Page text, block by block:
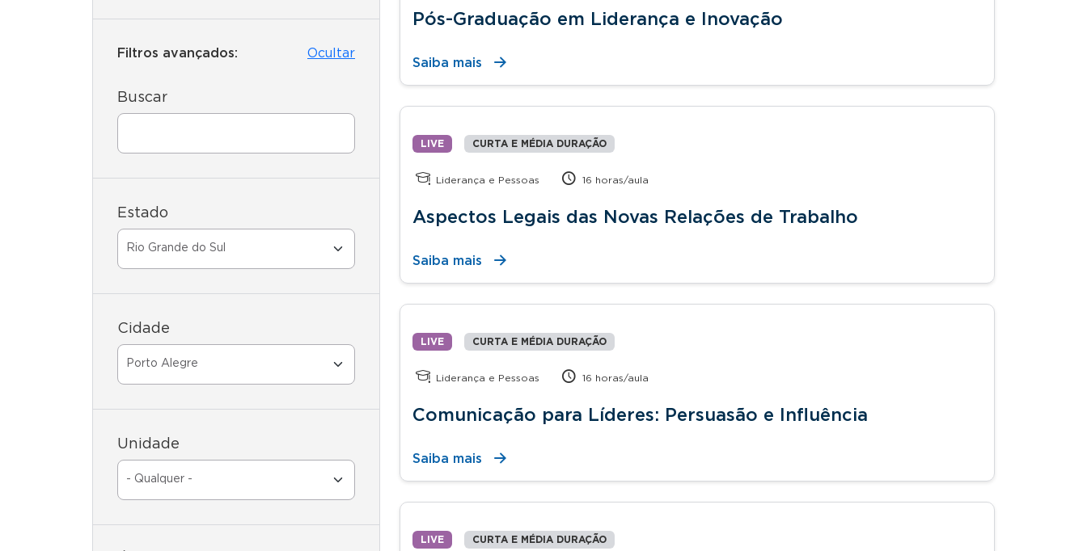
Filtros avançados: Ocultar
Buscar
Estado
Cidade
Unidade
Pós-Graduação em Liderança e Inovação
Saiba mais
LIVE CURTA E MÉDIA DURAÇÃO
Liderança e Pessoas 16 horas/aula
Aspectos Legais das Novas Relações de Trabalho
Saiba mais
LIVE CURTA E MÉDIA DURAÇÃO
Liderança e Pessoas 16 horas/aula
Comunicação para Líderes: Persuasão e Influência
Saiba mais
LIVE CURTA E MÉDIA DURAÇÃO